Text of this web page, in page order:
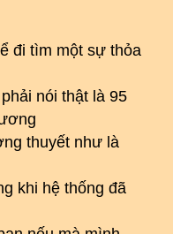
đi tìm một sự thỏa
nói thật là 95
thuyết như là
khi hệ thống đã